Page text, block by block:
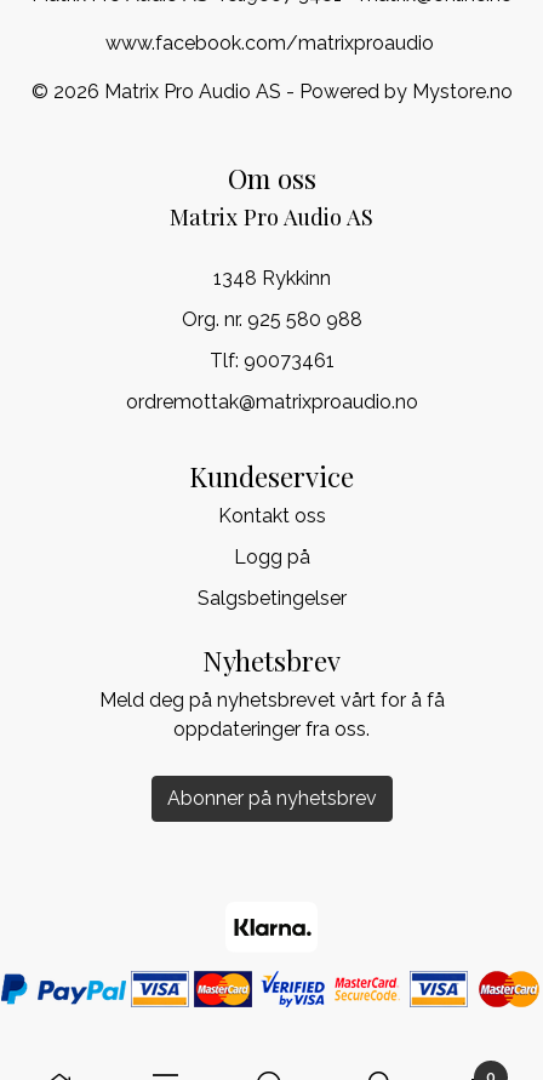
www.facebook.com/matrixproaudio
© 2026 Matrix Pro Audio AS - Powered by Mystore.no
Om oss
Matrix Pro Audio AS
1348 Rykkinn
Org. nr. 925 580 988
Tlf: 90073461
ordremottak@matrixproaudio.no
Kundeservice
Kontakt oss
Logg på
Salgsbetingelser
Nyhetsbrev
Meld deg på nyhetsbrevet vårt for å få
oppdateringer fra oss.
Abonner på nyhetsbrev